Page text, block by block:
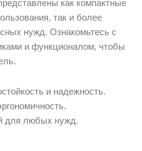
как компактные
так и более
нужд. Ознакомьтесь с
и функционалом, чтобы
и надежность.
для любых нужд.